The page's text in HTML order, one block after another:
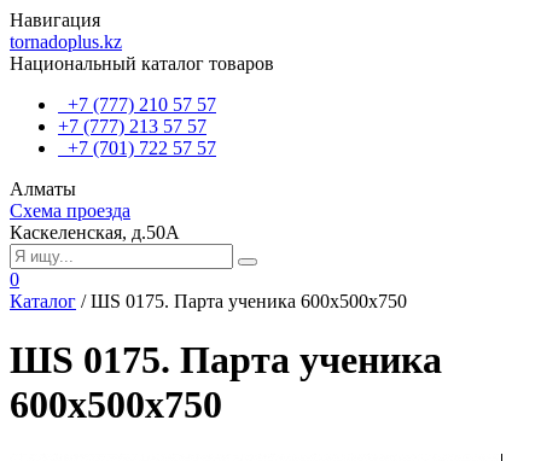
Навигация
tornadoplus.kz
Национальный каталог товаров
+7 (777) 210 57 57
+7 (777) 213 57 57
+7 (701) 722 57 57
Алматы
Схема проезда
Каскеленская, д.50А
0
Каталог /ШS 0175. Парта ученика 600х500х750
ШS 0175. Парта ученика
600х500х750